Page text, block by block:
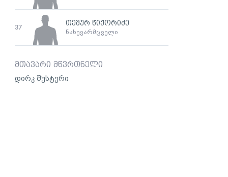
37
თემურ წიქორიძე
ნახევარმცველი
მთავარი მწვრთნელი
დირკ შუსტერი